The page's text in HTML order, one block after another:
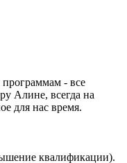
- все
Алине, всегда на
для нас время.
квалификации).